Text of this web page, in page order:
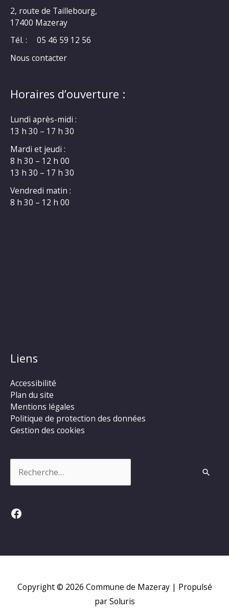
2, route de Taillebourg,
17400 Mazeray
Tél. :
05 46 59 12 56
Nous contacter
Horaires d’ouverture :
Lundi après-midi :
13 h 30 – 17 h 30
Mardi et jeudi :
8 h 30 – 12 h 00
13 h 30 – 17 h 30
Vendredi matin :
8 h 30 – 12 h 00
Liens
Accessibilité
Plan du site
Mentions légales
Politique de protection des données
Gestion des cookies
Facebook
Copyright © 2026 Commune de Mazeray| Propulsé
par Soluris